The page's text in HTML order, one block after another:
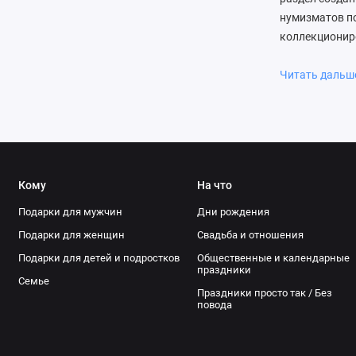
нумизматов
другое.
Читать
Кому
Подарки для мужчин
Подарки для женщин
Подарки для детей и подростков
Семье
На что
Дни рождения
Свадьба и отношения
Общественные и календарные
праздники
Праздники просто так / Без
повода